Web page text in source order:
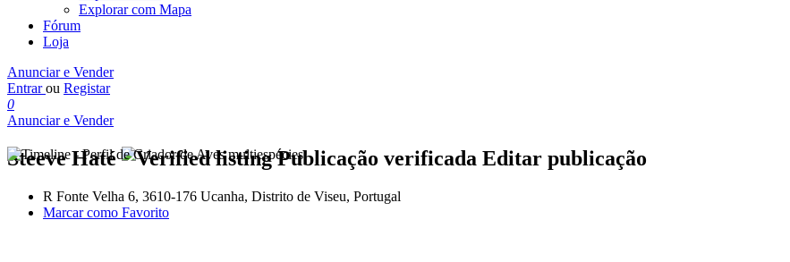
Explorar com Mapa
Fórum
Loja
Anunciar e Vender
Entrarou Registar
0
Anunciar e Vender
Steeve Haté Publicação verificada Editar publicação
R Fonte Velha 6, 3610-176 Ucanha, Distrito de Viseu, Portugal
Marcar como Favorito